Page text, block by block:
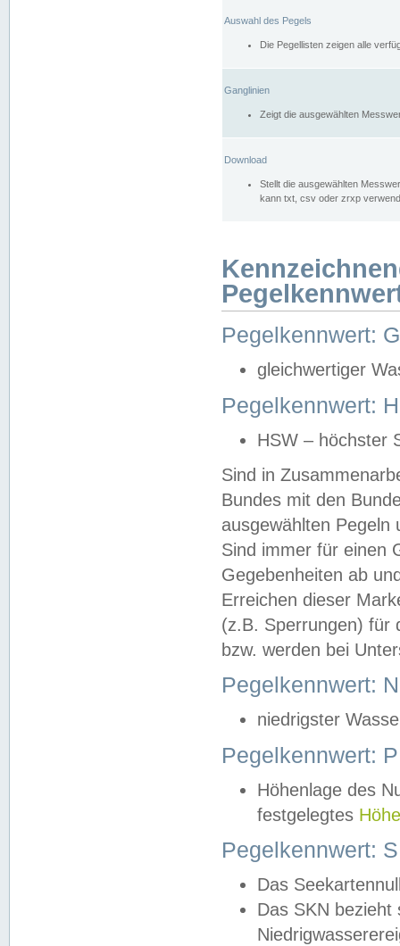
Auswahl des Pegels
Die Pegellisten zeigen alle
Ganglinien
Zeigt die ausgewählten
Download
Stellt die ausgewählten
kann txt, csv oder zrxp
Pegelkennwert:
gleichwertiger
Pegelkennwert:
HSW – höchster
Sind in
Bundes mit den
ausgewählten
Sind immer für einen
Gegebenheiten ab
Erreichen dieser
(z.B. Sperrungen) für
bzw. werden bei
Pegelkennwert:
niedrigster
Pegelkennwert:
Höhenlage des
festgelegtes
Pegelkennwert:
Das
Das SKN